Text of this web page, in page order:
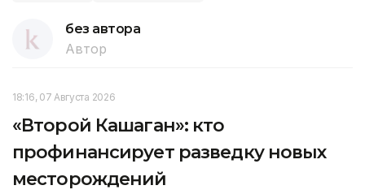
без автора
Автор
18:16, 07 Августа 2026
«Второй Кашаган»: кто
профинансирует разведку новых
месторождений